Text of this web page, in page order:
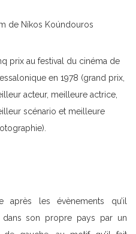
de Níkos Koúndouros
prix au festival du cinéma de
en 1978 (grand prix,
acteur, meilleure actrice,
scénario et meilleure
après les évènements qu’il
son propre pays par un